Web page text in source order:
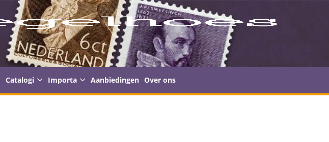
Catalogi Importa Aanbiedingen Over ons